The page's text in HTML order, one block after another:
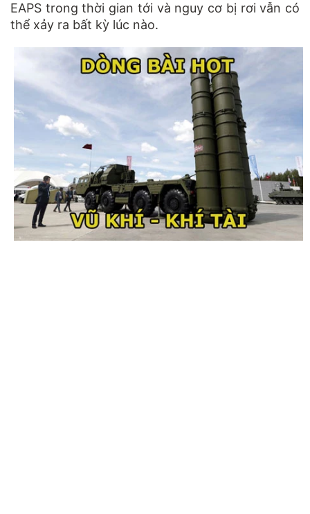
EAPS trong thời gian tới và nguy cơ bị rơi vẫn có
thể xảy ra bất kỳ lúc nào.